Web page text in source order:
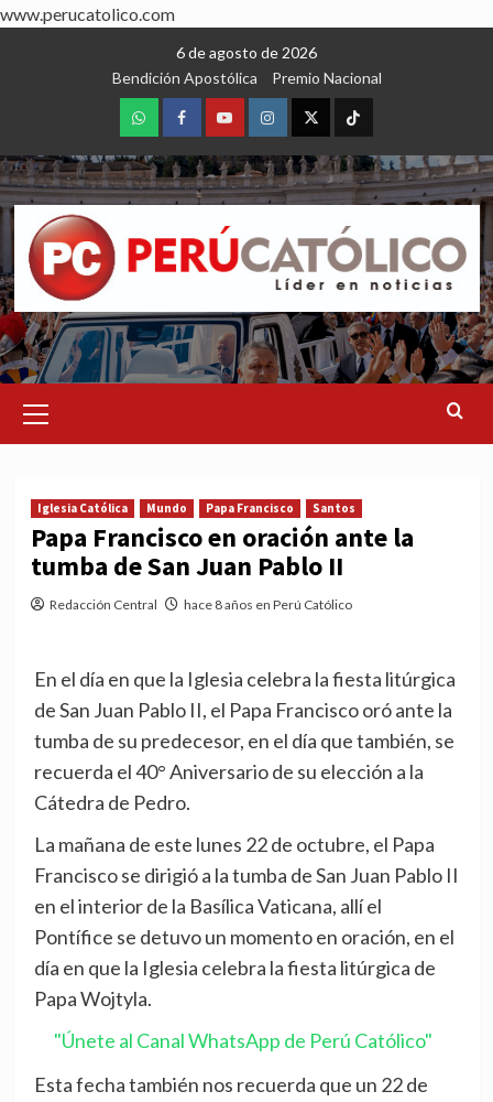
www.perucatolico.com
6 de agosto de 2026
Bendición Apostólica
Premio Nacional
WhatsAppFacebookYoutubeInstagram
X TikTok
Menu
Iglesia Católica Mundo Papa Francisco Santos
Papa Francisco en oración ante la
tumba de San Juan Pablo II
Redacción Central hace 8 años en Perú Católico
En el día en que la Iglesia celebra la fiesta litúrgica
de San Juan Pablo II, el Papa Francisco oró ante la
tumba de su predecesor, en el día que también, se
recuerda el 40° Aniversario de su elección a la
Cátedra de Pedro.
La mañana de este lunes 22 de octubre, el Papa
Francisco se dirigió a la tumba de San Juan Pablo II
en el interior de la Basílica Vaticana, allí el
Pontífice se detuvo un momento en oración, en el
día en que la Iglesia celebra la fiesta litúrgica de
Papa Wojtyla.
"Únete al Canal WhatsApp de Perú Católico"
Esta fecha también nos recuerda que un 22 de